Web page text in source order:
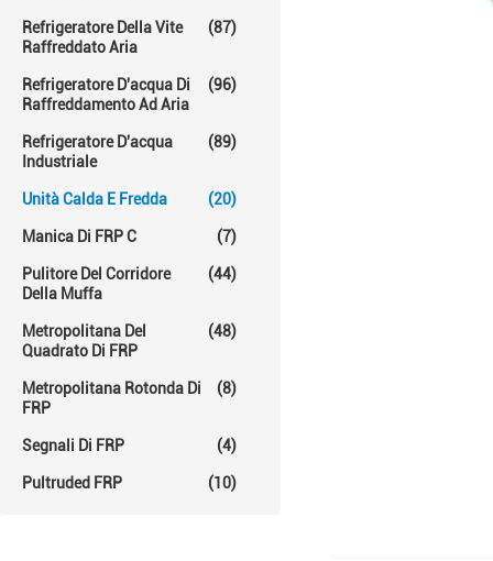
Refrigeratore Della Vite
Raffreddato Aria
(87)
Refrigeratore D'acqua Di
Raffreddamento Ad Aria
(96)
Refrigeratore D'acqua
Industriale
(89)
Unità Calda E Fredda (20)
Manica Di FRP C (7)
Pulitore Del Corridore
Della Muffa
(44)
Metropolitana Del
Quadrato Di FRP
(48)
Metropolitana Rotonda Di
FRP
(8)
Segnali Di FRP (4)
Pultruded FRP (10)